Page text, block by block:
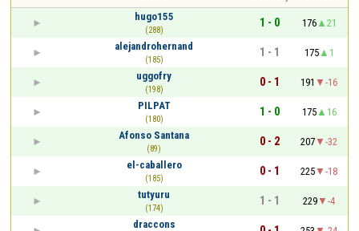
hugo155
(288)
1 - 0 176
21
alejandrohernand
(185)
1 - 1 175
1
uggofry
(198)
0 - 1 191
-16
PILPAT
(180)
1 - 0 175
16
Afonso Santana
(89)
0 - 2 207
-32
el-caballero
(185)
0 - 1 225
-18
tutyuru
(174)
1 - 1 229
-4
draccons